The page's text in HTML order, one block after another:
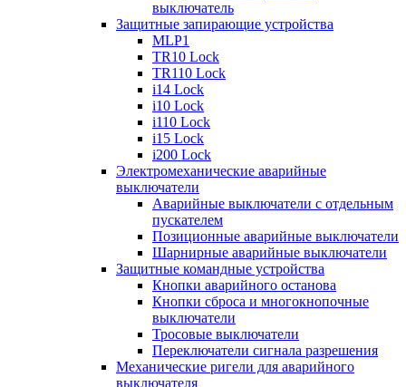
выключатель
Защитные запирающие устройства
MLP1
TR10 Lock
TR110 Lock
i14 Lock
i10 Lock
i110 Lock
i15 Lock
i200 Lock
Электромеханические аварийные
выключатели
Аварийные выключатели с отдельным
пускателем
Позиционные аварийные выключатели
Шарнирные аварийные выключатели
Защитные командные устройства
Кнопки аварийного останова
Кнопки сброса и многокнопочные
выключатели
Тросовые выключатели
Переключатели сигнала разрешения
Механические ригели для аварийного
выключателя